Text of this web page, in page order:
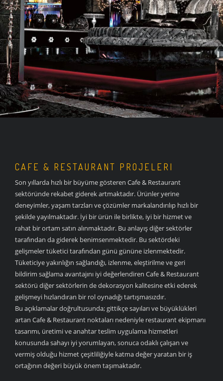
CAFE & RESTAURANT PROJELERI
Son yıllarda hızlı bir büyüme gösteren Cafe & Restaurant
sektöründe rekabet giderek artmaktadır. Ürünler yerine
deneyimler, yaşam tarzları ve çözümler markalandırılıp hızlı bir
şekilde yayılmaktadır. İyi bir ürün ile birlikte, iyi bir hizmet ve
rahat bir ortam satın alınmaktadır. Bu anlayış diğer sektörler
tarafından da giderek benimsenmektedir. Bu sektördeki
gelişmeler tüketici tarafından günü gününe izlenmektedir.
Tüketiciye yakınlığın sağlandığı, izlenme, eleştirilme ve geri
bildirim sağlama avantajını iyi değerlendiren Cafe & Restaurant
sektörü diğer sektörlerin de dekorasyon kalitesine etki ederek
gelişmeyi hızlandıran bir rol oynadığı tartışmasızdır.
Bu açıklamalar doğrultusunda; gittikçe sayıları ve büyüklükleri
artan Cafe & Restaurant noktaları nedeniyle restaurant ekipmanı
tasarımı, üretimi ve anahtar teslim uygulama hizmetleri
konusunda sahayı iyi yorumlayan, sonuca odaklı çalışan ve
vermiş olduğu hizmet çeşitliliğiyle katma değer yaratan bir iş
ortağının değeri büyük önem taşımaktadır.